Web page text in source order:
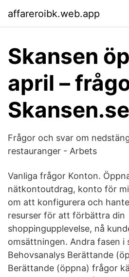
affareroibk.web.app
Skansen
april –
Skansen.se
Frågor och svar om
restauranger - Arbets
Vanliga frågor Konton.
nätkontoutdrag, konto för
om att konfigurera och
resurser för att förbättra din
shoppingupplevelse, nå
omsättningen. Andra fasen i
Behovsanalys Berättande
Berättande (öppna) frågor